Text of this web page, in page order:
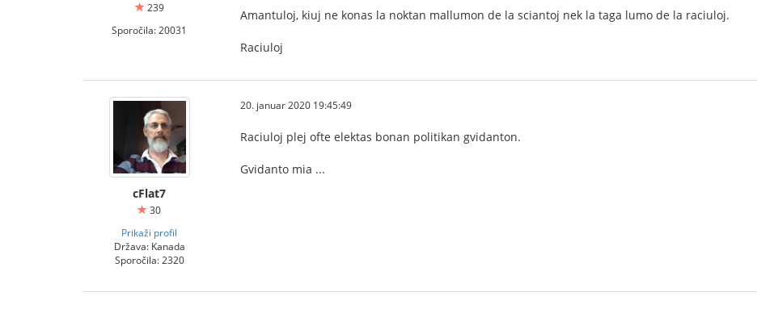
239
Sporočila: 20031
Amantuloj, kiuj ne konas la noktan mallumon de la sciantoj nek la taga lumo de la raciuloj.
Raciuloj
cFlat7
30
Prikaži profil
Država: Kanada
Sporočila: 2320
20. januar 2020 19:45:49
Raciuloj plej ofte elektas bonan politikan gvidanton.
Gvidanto mia ...